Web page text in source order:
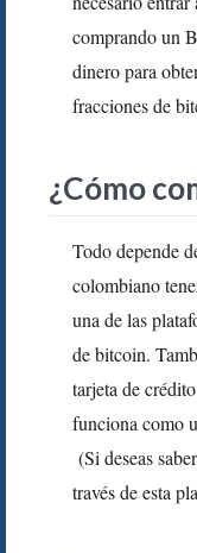
comprando un
dinero para
fracciones de
¿Cómo
Todo depende
colombiano
una de las
de bitcoin.
tarjeta de
funciona como
(Si deseas
través de esta